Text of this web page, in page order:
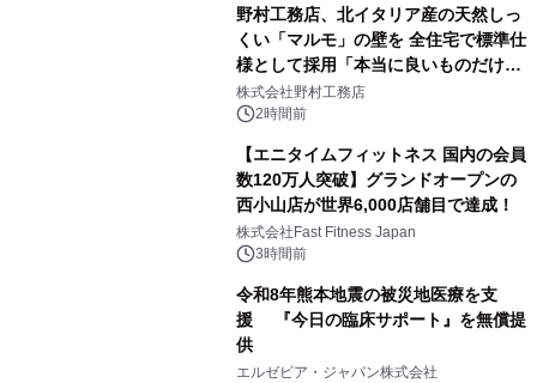
野村工務店、北イタリア産の天然しっ
くい「マルモ」の壁を 全住宅で標準仕
様として採用「本当に良いものだけに
こだわる」
株式会社野村工務店
2時間前
【エニタイムフィットネス 国内の会員
数120万人突破】グランドオープンの
西小山店が世界6,000店舗目で達成！
株式会社Fast Fitness Japan
3時間前
令和8年熊本地震の被災地医療を支
援 『今日の臨床サポート』を無償提
供
エルゼビア・ジャパン株式会社